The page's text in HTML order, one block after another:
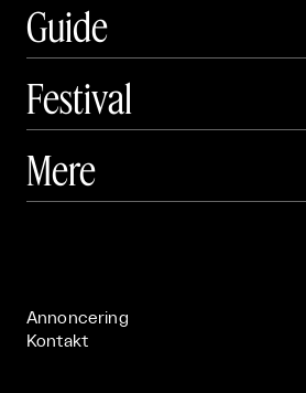
Guide
Festival
 Art Matter Festival
Mere
Annoncering
Kontakt